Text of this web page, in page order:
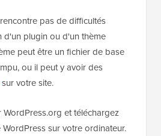
pas de difficultés
d'un plugin ou d'un thème
peut être un fichier de base
ou il peut y avoir des
sur votre site.
et téléchargez
sur votre ordinateur.